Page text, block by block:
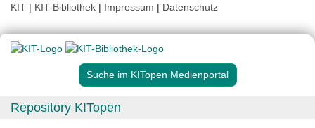
KIT | KIT-Bibliothek | Impressum | Datenschutz
Suche im KITopen Medienportal
Repository KITopen